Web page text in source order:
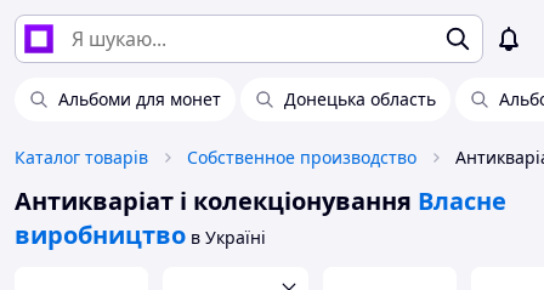
Альбоми для монет Донецька область
Каталог товарів Собственное производство
Антикваріат і колекціонування Власне
виробництво в Україні